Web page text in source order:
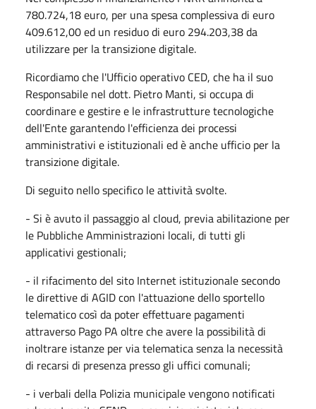
780.724,18 euro, per una spesa complessiva di euro
409.612,00 ed un residuo di euro 294.203,38 da
utilizzare per la transizione digitale.
Ricordiamo che l'Ufficio operativo CED, che ha il suo
Responsabile nel dott. Pietro Manti, si occupa di
coordinare e gestire e le infrastrutture tecnologiche
dell'Ente garantendo l'efficienza dei processi
amministrativi e istituzionali ed è anche ufficio per la
transizione digitale.
Di seguito nello specifico le attività svolte.
- Si è avuto il passaggio al cloud, previa abilitazione per
le Pubbliche Amministrazioni locali, di tutti gli
applicativi gestionali;
- il rifacimento del sito Internet istituzionale secondo
le direttive di AGID con l'attuazione dello sportello
telematico così da poter effettuare pagamenti
attraverso Pago PA oltre che avere la possibilità di
inoltrare istanze per via telematica senza la necessità
di recarsi di presenza presso gli uffici comunali;
- i verbali della Polizia municipale vengono notificati